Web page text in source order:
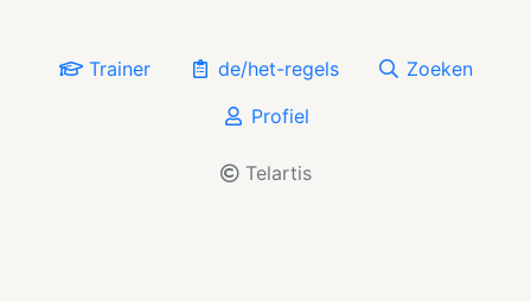
Trainer de/het-regels
Zoeken
Profiel
Telartis